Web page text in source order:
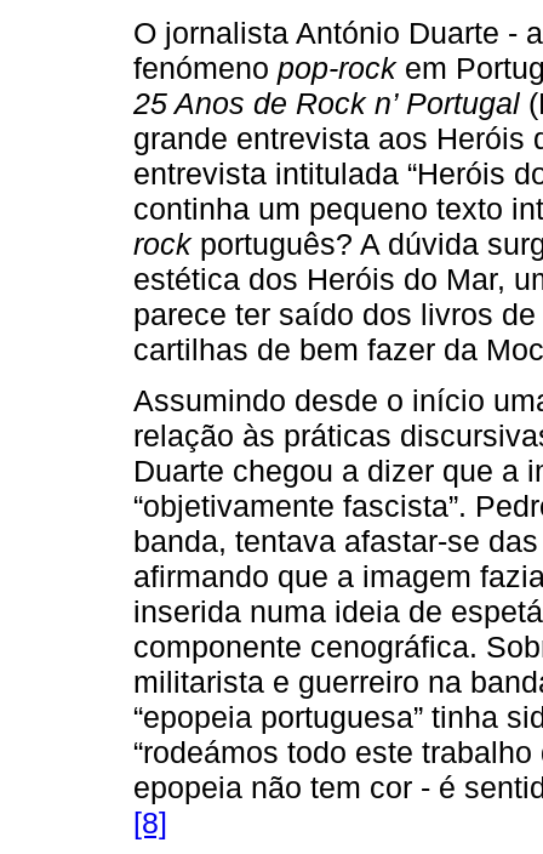
O jornalista António Duarte -
fenómeno pop-rockem
25 Anos de Rock n’ Portugal
grande entrevista aos Heróis
entrevista intitulada “Heróis
continha um pequeno texto
rockportuguês? A dúvida
estética dos Heróis do Mar,
parece ter saído dos livros
cartilhas de bem fazer da
Assumindo desde o início
relação às práticas
Duarte chegou a dizer que a
“objetivamente fascista”.
banda, tentava afastar-se
afirmando que a imagem
inserida numa ideia de
componente cenográfica.
militarista e guerreiro na
“epopeia portuguesa” tinha
“rodeámos todo este
epopeia não tem cor - é
[8]